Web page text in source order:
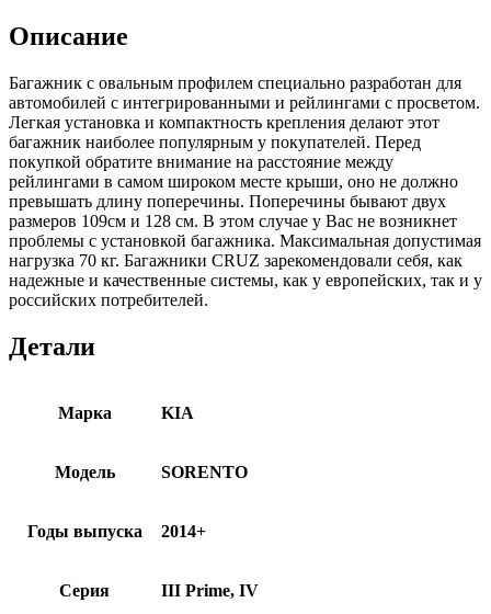
Описание
Багажник с овальным профилем специально разработан для
автомобилей с интегрированными и рейлингами с просветом.
Легкая установка и компактность крепления делают этот
багажник наиболее популярным у покупателей. Перед
покупкой обратите внимание на расстояние между
рейлингами в самом широком месте крыши, оно не должно
превышать длину поперечины. Поперечины бывают двух
размеров 109см и 128 см. В этом случае у Вас не возникнет
проблемы с установкой багажника. Максимальная допустимая
нагрузка 70 кг. Багажники CRUZ зарекомендовали себя, как
надежные и качественные системы, как у европейских, так и у
российских потребителей.
Детали
Марка KIA
Модель SORENTO
Годы выпуска 2014+
Серия III Prime, IV